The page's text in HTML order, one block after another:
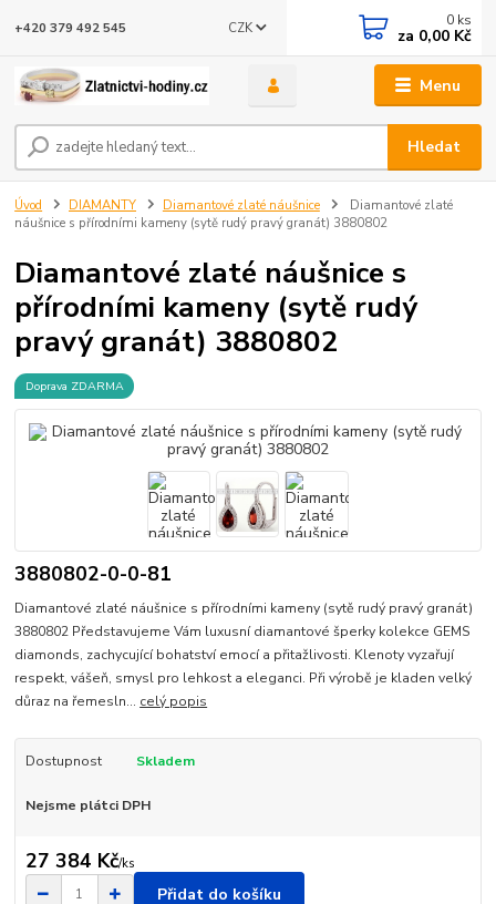
Menu
CZK
Hledat
+420 379 492 545 0 ks
za 0,00 Kč
Úvod DIAMANTY Diamantové zlaté náušnice
Diamantové zlaté
náušnice s přírodními kameny (sytě rudý pravý granát) 3880802
Diamantové zlaté náušnice s
přírodními kameny (sytě rudý
pravý granát) 3880802
Doprava ZDARMA
3880802-0-0-81
Diamantové zlaté náušnice s přírodními kameny (sytě rudý pravý granát)
3880802 Představujeme Vám luxusní diamantové šperky kolekce GEMS
diamonds, zachycující bohatství emocí a přitažlivosti. Klenoty vyzařují
respekt, vášeň, smysl pro lehkost a eleganci. Při výrobě je kladen velký
důraz na řemesln... celý popis
Dostupnost Skladem
Nejsme plátci DPH
27 384 Kč/ks
Přidat do košíku